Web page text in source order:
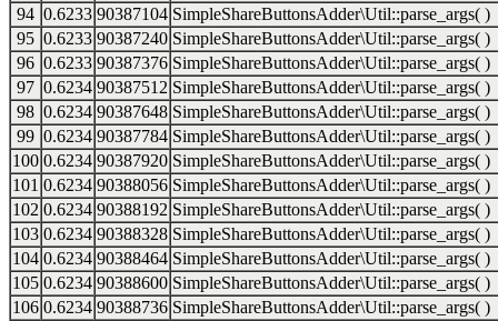
94 0.6233 90387104 SimpleShareButtonsAdder\Util::parse_args( )
95 0.6233 90387240 SimpleShareButtonsAdder\Util::parse_args( )
96 0.6233 90387376 SimpleShareButtonsAdder\Util::parse_args( )
97 0.6234 90387512 SimpleShareButtonsAdder\Util::parse_args( )
98 0.6234 90387648 SimpleShareButtonsAdder\Util::parse_args( )
99 0.6234 90387784 SimpleShareButtonsAdder\Util::parse_args( )
100 0.6234 90387920 SimpleShareButtonsAdder\Util::parse_args( )
101 0.6234 90388056 SimpleShareButtonsAdder\Util::parse_args( )
102 0.6234 90388192 SimpleShareButtonsAdder\Util::parse_args( )
103 0.6234 90388328 SimpleShareButtonsAdder\Util::parse_args( )
104 0.6234 90388464 SimpleShareButtonsAdder\Util::parse_args( )
105 0.6234 90388600 SimpleShareButtonsAdder\Util::parse_args( )
106 0.6234 90388736 SimpleShareButtonsAdder\Util::parse_args( )